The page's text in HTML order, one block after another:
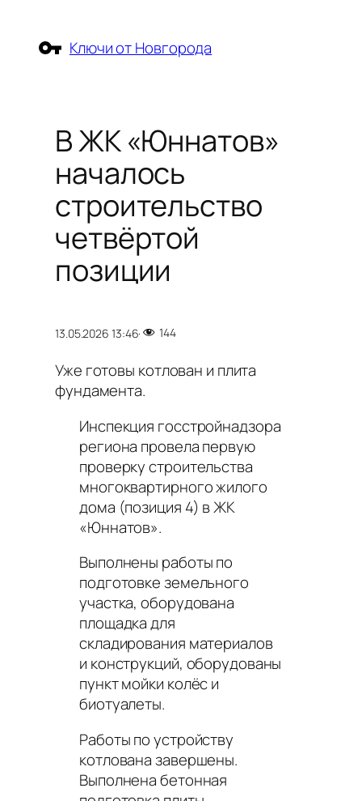
содержимомуКлючи от Новгорода
В ЖК «Юннатов»
началось
строительство
четвёртой
позиции
13.05.2026 13:46· 144
Уже готовы котлован и плита
фундамента.
Инспекция госстройнадзора
региона провела первую
проверку строительства
многоквартирного жилого
дома (позиция 4) в ЖК
«Юннатов».
Выполнены работы по
подготовке земельного
участка, оборудована
площадка для
складирования материалов
и конструкций, оборудованы
пункт мойки колёс и
биотуалеты.
Работы по устройству
котлована завершены.
Выполнена бетонная